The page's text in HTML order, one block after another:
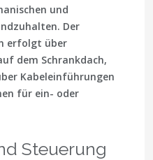
und
Der
erfolgt über
dem Schrankdach,
Kabeleinführungen
für ein- oder
Steuerung